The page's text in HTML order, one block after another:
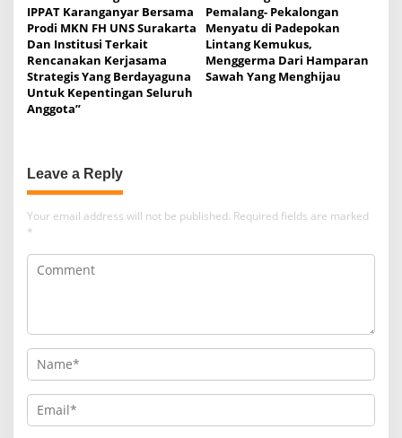
IPPAT Karanganyar Bersama
Prodi MKN FH UNS Surakarta
Dan Institusi Terkait
Rencanakan Kerjasama
Strategis Yang Berdayaguna
Untuk Kepentingan Seluruh
Anggota”
Pemalang- Pekalongan
Menyatu di Padepokan
Lintang Kemukus,
Menggerma Dari Hamparan
Sawah Yang Menghijau
Leave a Reply
Your email address will not be published. Required fields are marked
*